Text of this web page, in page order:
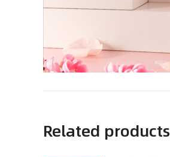
Related products